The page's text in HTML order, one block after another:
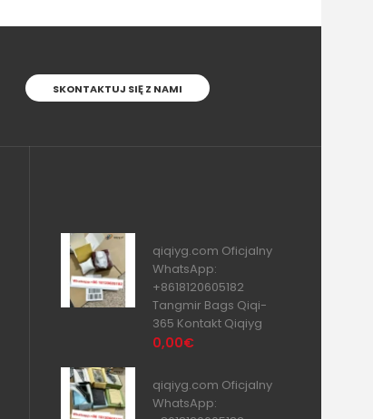
SKONTAKTUJ SIĘ Z NAMI
qiqiyg.com Oficjalny
WhatsApp:
+8618120605182
Tangmir Bags Qiqi-
365 Kontakt Qiqiyg
0,00€
qiqiyg.com Oficjalny
WhatsApp: